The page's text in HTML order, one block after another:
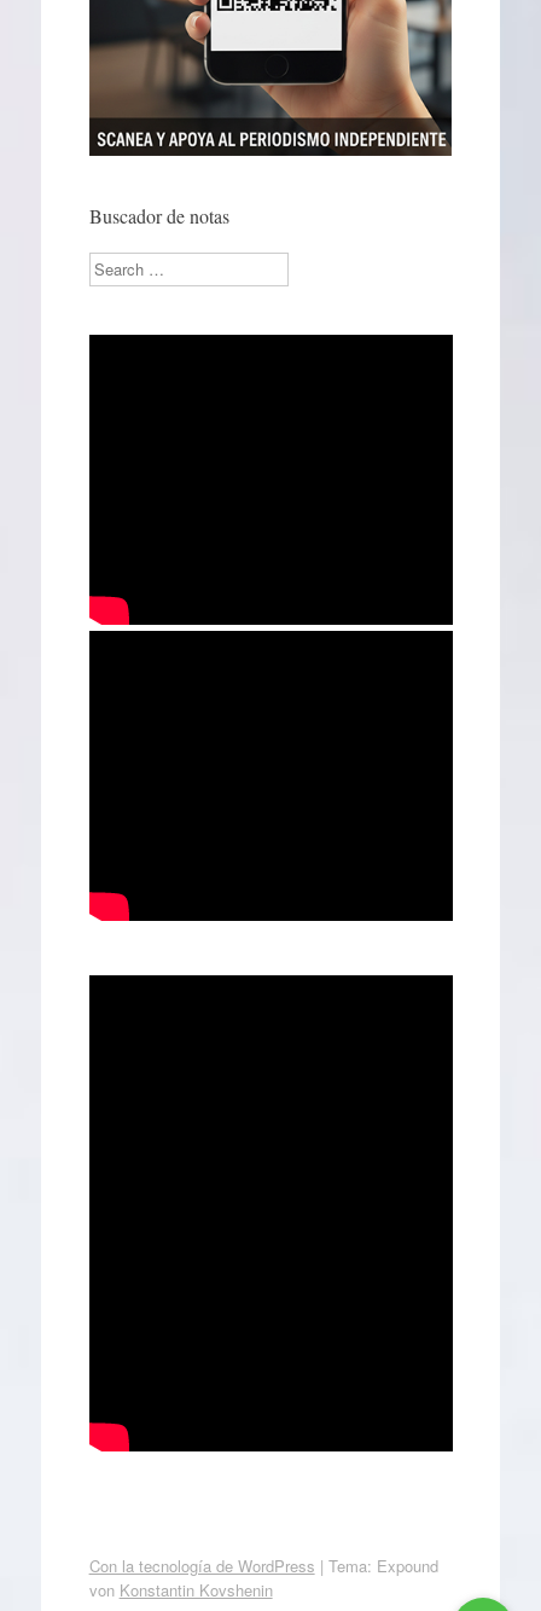
Buscador de notas
Search
Con la tecnología de WordPress | Tema: Expound
von Konstantin Kovshenin